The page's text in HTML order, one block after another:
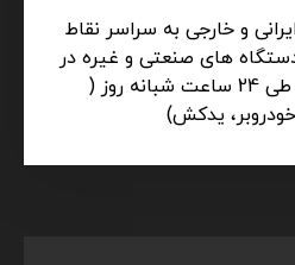
و خارجی به سراسر نقاط
های صنعتی و غیره در
خدمت شما عزیزان طی 24 ساعت شبانه روز (
یدکش)